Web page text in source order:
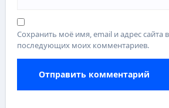
Сохранить моё имя, email и адрес сайта
последующих моих комментариев.